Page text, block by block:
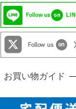
お買い物ガイド